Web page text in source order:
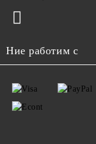
Ние работим с